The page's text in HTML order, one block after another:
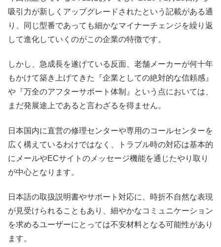
吸引力が新しくアップグレードされたという記載がある通
り、同じ型番であっても細かなマイナーチェンジを繰り返
して進化していくのがこの企業の特徴です。
しかし、急成長を遂げている反面、老舗メーカーが何十年
もかけて築き上げてきた『企業としての絶対的な信頼感』
や『万全のアフターサポート体制』という点においては、
まだ発展途上であると言わざるを得ません。
日本国内に直営の修理センターや専用のコールセンターを
広く構えているわけではなく、トラブル時の対応は基本的
にメールやECサイトのメッセージ機能を通じたやり取り
が中心となります。
日本語の取扱説明書やサポート対応に、時折不自然な表現
が見受けられることもあり、細やかなコミュニケーション
を求めるユーザーにとっては不安材料となる可能性があり
ます。